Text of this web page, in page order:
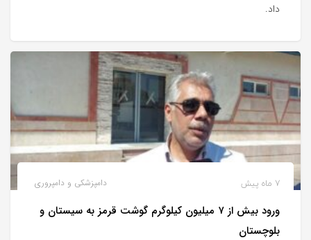
داد.
دامپزشکی و دامپروری 7 ماه پیش
ورود بیش از ۷ میلیون کیلوگرم گوشت قرمز به سیستان و
بلوچستان